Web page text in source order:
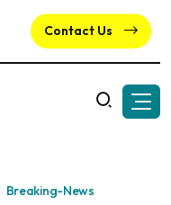
Contact Us
Breaking-News